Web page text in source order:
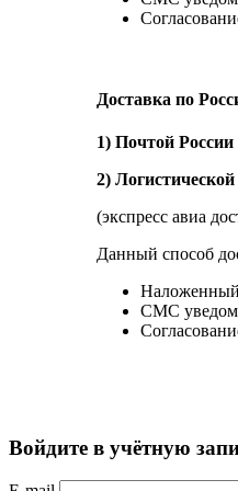
Доставка по
1) Почтой
2)
(экспресс авиа
Данный способ
СМС
Войдите в учётную